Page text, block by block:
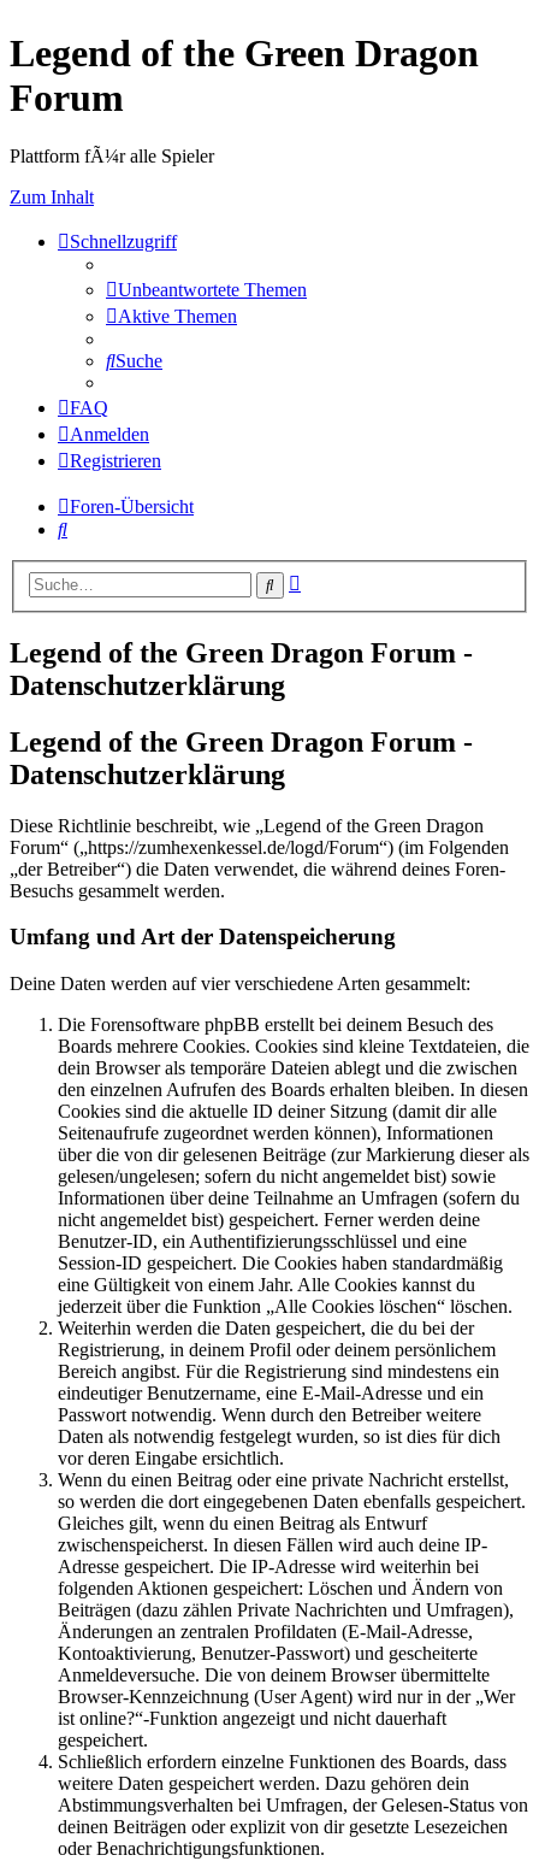
Legend of the Green Dragon
Forum
Plattform fÃ¼r alle Spieler
Zum Inhalt
Schnellzugriff
Unbeantwortete Themen
Aktive Themen
Suche
FAQ
Anmelden
Registrieren
Foren-Übersicht
Suche
Suche
Legend of the Green Dragon Forum -
Datenschutzerklärung
Legend of the Green Dragon Forum -
Datenschutzerklärung
Diese Richtlinie beschreibt, wie „Legend of the Green Dragon
Forum“ („https://zumhexenkessel.de/logd/Forum“) (im Folgenden
„der Betreiber“) die Daten verwendet, die während deines Foren-
Besuchs gesammelt werden.
Umfang und Art der Datenspeicherung
Deine Daten werden auf vier verschiedene Arten gesammelt:
Die Forensoftware phpBB erstellt bei deinem Besuch des
Boards mehrere Cookies. Cookies sind kleine Textdateien, die
dein Browser als temporäre Dateien ablegt und die zwischen
den einzelnen Aufrufen des Boards erhalten bleiben. In diesen
Cookies sind die aktuelle ID deiner Sitzung (damit dir alle
Seitenaufrufe zugeordnet werden können), Informationen
über die von dir gelesenen Beiträge (zur Markierung dieser als
gelesen/ungelesen; sofern du nicht angemeldet bist) sowie
Informationen über deine Teilnahme an Umfragen (sofern du
nicht angemeldet bist) gespeichert. Ferner werden deine
Benutzer-ID, ein Authentifizierungsschlüssel und eine
Session-ID gespeichert. Die Cookies haben standardmäßig
eine Gültigkeit von einem Jahr. Alle Cookies kannst du
jederzeit über die Funktion „Alle Cookies löschen“ löschen.
Weiterhin werden die Daten gespeichert, die du bei der
Registrierung, in deinem Profil oder deinem persönlichem
Bereich angibst. Für die Registrierung sind mindestens ein
eindeutiger Benutzername, eine E-Mail-Adresse und ein
Passwort notwendig. Wenn durch den Betreiber weitere
Daten als notwendig festgelegt wurden, so ist dies für dich
vor deren Eingabe ersichtlich.
Wenn du einen Beitrag oder eine private Nachricht erstellst,
so werden die dort eingegebenen Daten ebenfalls gespeichert.
Gleiches gilt, wenn du einen Beitrag als Entwurf
zwischenspeicherst. In diesen Fällen wird auch deine IP-
Adresse gespeichert. Die IP-Adresse wird weiterhin bei
folgenden Aktionen gespeichert: Löschen und Ändern von
Beiträgen (dazu zählen Private Nachrichten und Umfragen),
Änderungen an zentralen Profildaten (E-Mail-Adresse,
Kontoaktivierung, Benutzer-Passwort) und gescheiterte
Anmeldeversuche. Die von deinem Browser übermittelte
Browser-Kennzeichnung (User Agent) wird nur in der „Wer
ist online?“-Funktion angezeigt und nicht dauerhaft
gespeichert.
Schließlich erfordern einzelne Funktionen des Boards, dass
weitere Daten gespeichert werden. Dazu gehören dein
Abstimmungsverhalten bei Umfragen, der Gelesen-Status von
deinen Beiträgen oder explizit von dir gesetzte Lesezeichen
oder Benachrichtigungsfunktionen.